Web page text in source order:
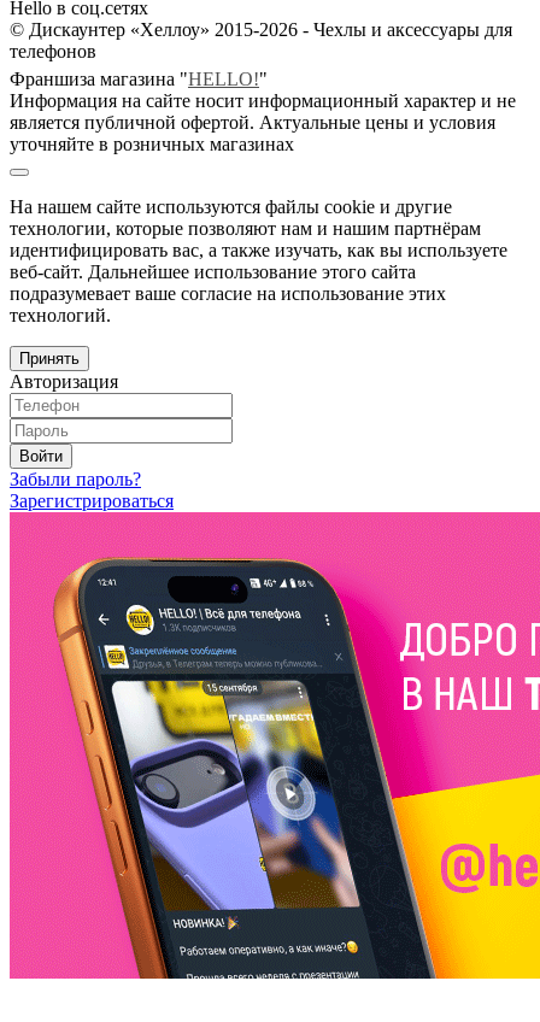
Hello в соц.сетях
© Дискаунтер «Хеллоу» 2015-2026 - Чехлы и аксессуары для
телефонов
Франшиза магазина "HELLO!"
Информация на сайте носит информационный характер и не
является публичной офертой. Актуальные цены и условия
уточняйте в розничных магазинах
На нашем сайте используются файлы cookie и другие
технологии, которые позволяют нам и нашим партнёрам
идентифицировать вас, а также изучать, как вы используете
веб-сайт. Дальнейшее использование этого сайта
подразумевает ваше согласие на использование этих
технологий.
Принять
Авторизация
Войти
Забыли пароль?
Зарегистрироваться